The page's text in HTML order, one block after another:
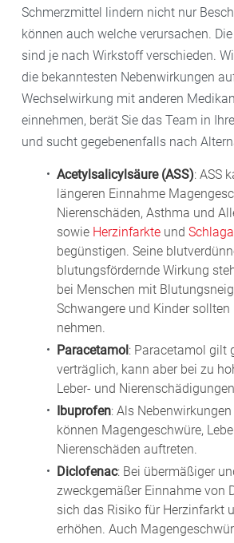
Schmerzmittel lindern nicht nur
können auch welche verursachen.
sind je nach Wirkstoff verschieden.
die bekanntesten Nebenwirkungen
Wechselwirkung mit anderen
einnehmen, berät Sie das Team in
und sucht gegebenenfalls nach
Acetylsalicylsäure (ASS): ASS
längeren Einnahme
Nierenschäden, Asthma und
sowie Herzinfarkte und
begünstigen. Seine
blutungsfördernde Wirkung
bei Menschen mit
Schwangere und Kinder sollten
nehmen.
Paracetamol: Paracetamol gilt
verträglich, kann aber bei zu
Leber- und
Ibuprofen: Als
können Magengeschwüre,
Nierenschäden auftreten.
Diclofenac: Bei übermäßiger
zweckgemäßer Einnahme von
sich das Risiko für Herzinfarkt
erhöhen. Auch